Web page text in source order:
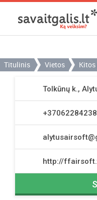
Titulinis Vietos
Tolkūnų k.,
+37062284238
http://